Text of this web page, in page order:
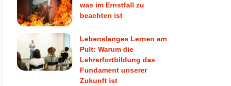
was im Ernstfall zu
beachten ist
Lebenslanges Lernen am
Pult: Warum die
Lehrerfortbildung das
Fundament unserer
Zukunft ist